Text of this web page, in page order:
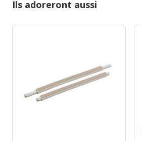
Ils adoreront aussi